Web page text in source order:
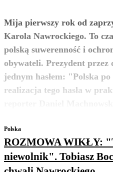
Mija pierwszy rok od
Karola Nawrockiego. To
polską suwerenność i
obywateli. Prezydent przez
jednym hasłem: "Polska
realizacja tego hasła w
Polska
ROZMOWA WIKŁY:
niewolnik". Tobiasz